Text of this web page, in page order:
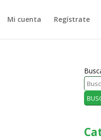
Mi cuenta Regístrate